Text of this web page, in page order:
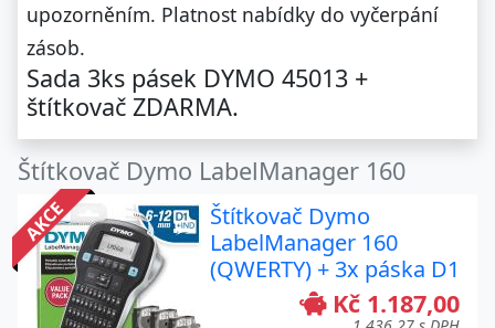
upozorněním. Platnost nabídky do vyčerpání
zásob.
Sada 3ks pásek DYMO 45013 +
štítkovač ZDARMA.
Štítkovač Dymo LabelManager 160
AKCE
Štítkovač Dymo
LabelManager 160
(QWERTY) + 3x páska D1
Kč 1.187,00